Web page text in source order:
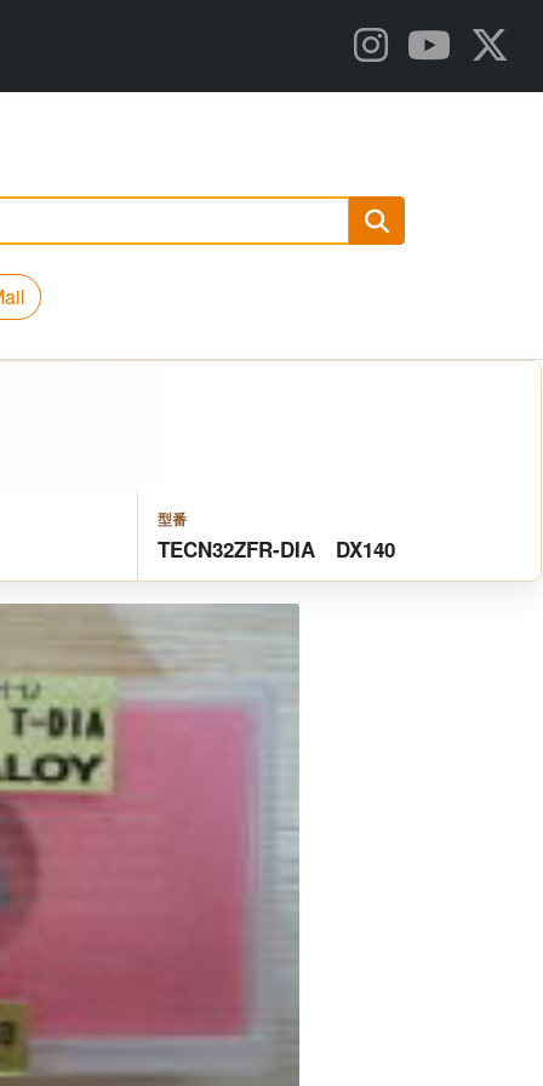
型番
TECN32ZFR-DIA DX140